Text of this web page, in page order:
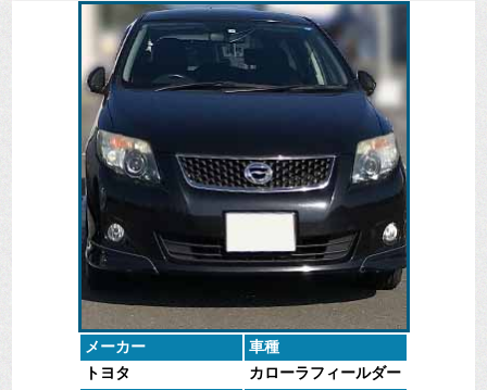
きを行いま
す。
査定いたしま
す。
質問
にお答えしま
す。
で買取った車
の実績デー
タ。
メーカー
車種
トヨタ
カローラフィールダー